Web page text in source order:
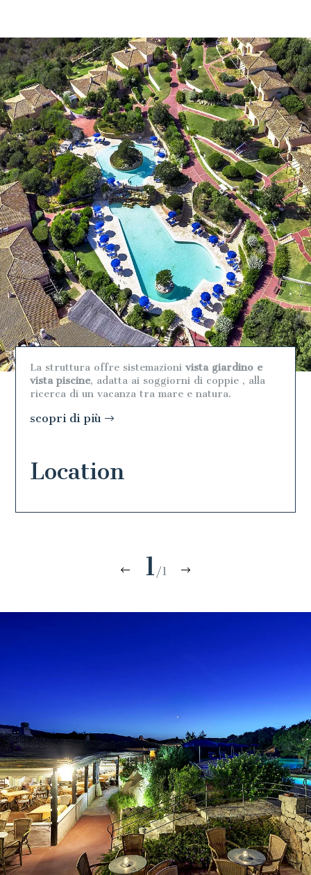
La struttura offre sistemazioni vista giardino e
vista piscine, adatta ai soggiorni di coppie , alla
ricerca di un vacanza tra mare e natura.
scopri di più
Location
1 /1